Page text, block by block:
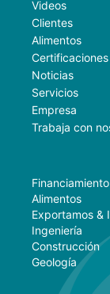
Videos
Clientes
Alimentos
Certificaciones
Noticias
Servicios
Empresa
Trabaja con
Financiamiento
Alimentos
Exportamos &
Ingeniería
Construcción
Geología